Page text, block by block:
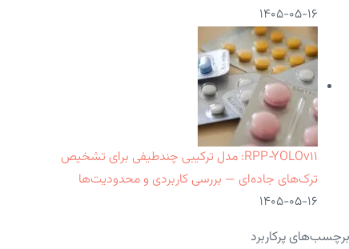
۱۴۰۵-۰۵-۱۶
RPP‑YOLOv۱۱: مدل ترکیبی چندطیفی برای تشخیص
ترک‌های جاده‌ای — بررسی کاربردی و محدودیت‌ها
۱۴۰۵-۰۵-۱۶
برچسب‌های پرکاربرد